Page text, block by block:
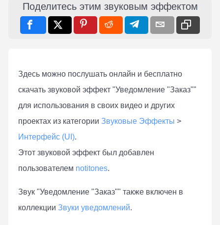
Поделитесь этим звуковым эффектом
Здесь можно послушать онлaйн и бесплатно
скачать звуковой эффект "Уведомление "Заказ""
для использования в своих видео и других
проектах из категории Звуковые Эффекты >
Интерфейс (UI).
Этот звуковой эффект был добавлен
пользователем notitones.
Звук "Уведомление "Заказ"" также включен в
коллекции Звуки уведомлений.